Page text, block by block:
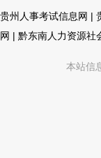
贵州人事考试信息网 |
网 | 黔东南人力资源社
本站信